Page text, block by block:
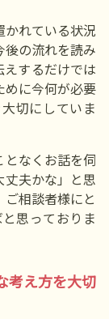
れている状況
後の流れを読み
するだけでは
めに今何が必要
切にしていま
となくお話を伺
丈夫かな」と思
相談者様にと
思っておりま
考え方を大切